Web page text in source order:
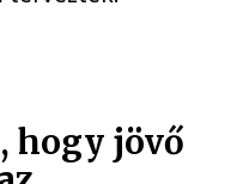
hogy jövő